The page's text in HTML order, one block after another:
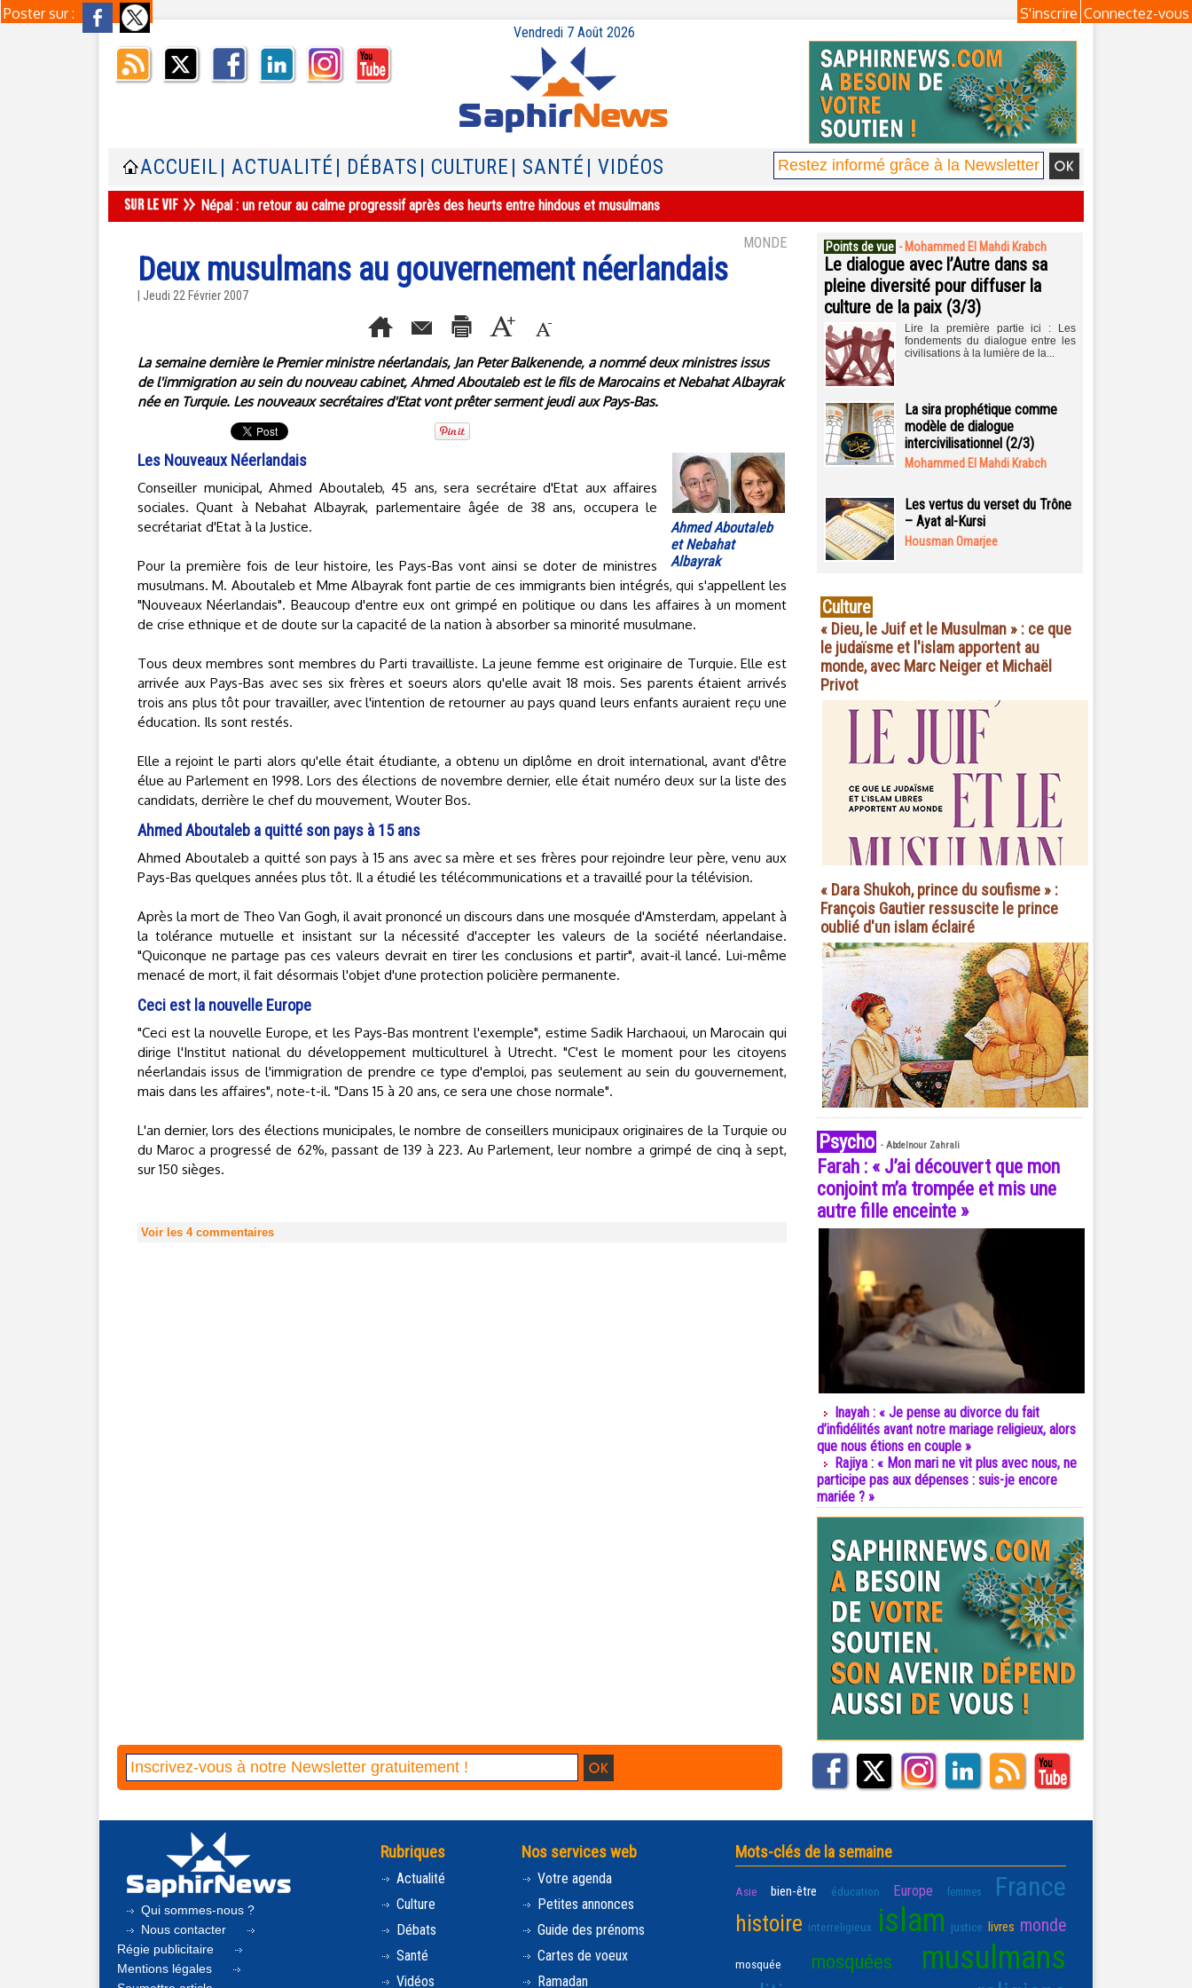
Poster sur : Connectez-vous
S'inscrire
Vendredi 7 Août 2026
ACCUEIL | ACTUALITÉ | DÉBATS | CULTURE | SANTÉ | VIDÉOS
Népal : un retour au calme progressif après des heurts entre hindous et musulmans
MONDE
Deux musulmans au gouvernement néerlandais
| Jeudi 22 Février 2007
La semaine dernière le Premier ministre néerlandais, Jan Peter Balkenende, a nommé deux ministres issus
de l'immigration au sein du nouveau cabinet, Ahmed Aboutaleb est le fils de Marocains et Nebahat Albayrak
née en Turquie. Les nouveaux secrétaires d'Etat vont prêter serment jeudi aux Pays-Bas.
Ahmed Aboutaleb
et Nebahat
Albayrak
Les Nouveaux Néerlandais
Conseiller municipal, Ahmed Aboutaleb, 45 ans, sera secrétaire d'Etat aux affaires
sociales. Quant à Nebahat Albayrak, parlementaire âgée de 38 ans, occupera le
secrétariat d'Etat à la Justice.
Pour la première fois de leur histoire, les Pays-Bas vont ainsi se doter de ministres
musulmans. M. Aboutaleb et Mme Albayrak font partie de ces immigrants bien intégrés, qui s'appellent les
"Nouveaux Néerlandais". Beaucoup d'entre eux ont grimpé en politique ou dans les affaires à un moment
de crise ethnique et de doute sur la capacité de la nation à absorber sa minorité musulmane.
Tous deux membres sont membres du Parti travailliste. La jeune femme est originaire de Turquie. Elle est
arrivée aux Pays-Bas avec ses six frères et soeurs alors qu'elle avait 18 mois. Ses parents étaient arrivés
trois ans plus tôt pour travailler, avec l'intention de retourner au pays quand leurs enfants auraient reçu une
éducation. Ils sont restés.
Elle a rejoint le parti alors qu'elle était étudiante, a obtenu un diplôme en droit international, avant d'être
élue au Parlement en 1998. Lors des élections de novembre dernier, elle était numéro deux sur la liste des
candidats, derrière le chef du mouvement, Wouter Bos.
Ahmed Aboutaleb a quitté son pays à 15 ans
Ahmed Aboutaleb a quitté son pays à 15 ans avec sa mère et ses frères pour rejoindre leur père, venu aux
Pays-Bas quelques années plus tôt. Il a étudié les télécommunications et a travaillé pour la télévision.
Après la mort de Theo Van Gogh, il avait prononcé un discours dans une mosquée d'Amsterdam, appelant à
la tolérance mutuelle et insistant sur la nécessité d'accepter les valeurs de la société néerlandaise.
"Quiconque ne partage pas ces valeurs devrait en tirer les conclusions et partir", avait-il lancé. Lui-même
menacé de mort, il fait désormais l'objet d'une protection policière permanente.
Ceci est la nouvelle Europe
"Ceci est la nouvelle Europe, et les Pays-Bas montrent l'exemple", estime Sadik Harchaoui, un Marocain qui
dirige l'Institut national du développement multiculturel à Utrecht. "C'est le moment pour les citoyens
néerlandais issus de l'immigration de prendre ce type d'emploi, pas seulement au sein du gouvernement,
mais dans les affaires", note-t-il. "Dans 15 à 20 ans, ce sera une chose normale".
L'an dernier, lors des élections municipales, le nombre de conseillers municipaux originaires de la Turquie ou
du Maroc a progressé de 62%, passant de 139 à 223. Au Parlement, leur nombre a grimpé de cinq à sept,
sur 150 sièges.
Voir les 4commentaires
Points de vue - Mohammed El Mahdi Krabch
Le dialogue avec l’Autre dans sa
pleine diversité pour diffuser la
culture de la paix (3/3)
Lire la première partie ici : Les
fondements du dialogue entre les
civilisations à la lumière de la...
La sira prophétique comme
modèle de dialogue
intercivilisationnel (2/3)
Mohammed El Mahdi Krabch
Les vertus du verset du Trône
– Ayat al-Kursi
Housman Omarjee
Culture
« Dieu, le Juif et le Musulman » : ce que
le judaïsme et l'islam apportent au
monde, avec Marc Neiger et Michaël
Privot
« Dara Shukoh, prince du soufisme » :
François Gautier ressuscite le prince
oublié d'un islam éclairé
Psycho - Abdelnour Zahrali
Farah : « J’ai découvert que mon
conjoint m’a trompée et mis une
autre fille enceinte »
Inayah : « Je pense au divorce du fait
d’infidélités avant notre mariage religieux, alors
que nous étions en couple »
Rajiya : « Mon mari ne vit plus avec nous, ne
participe pas aux dépenses : suis-je encore
mariée ? »
Qui sommes-nous ?
Nous contacter
Régie publicitaire
Mentions légales
Rubriques
Actualité
Culture
Débats
Santé
Vidéos
Nos services web
Votre agenda
Petites annonces
Guide des prénoms
Cartes de voeux
Ramadan
Mots-clés de la semaine
Asie bien-être éducation Europe femmes France
histoire interreligieux islam justice livres monde
mosquée mosquées musulmans